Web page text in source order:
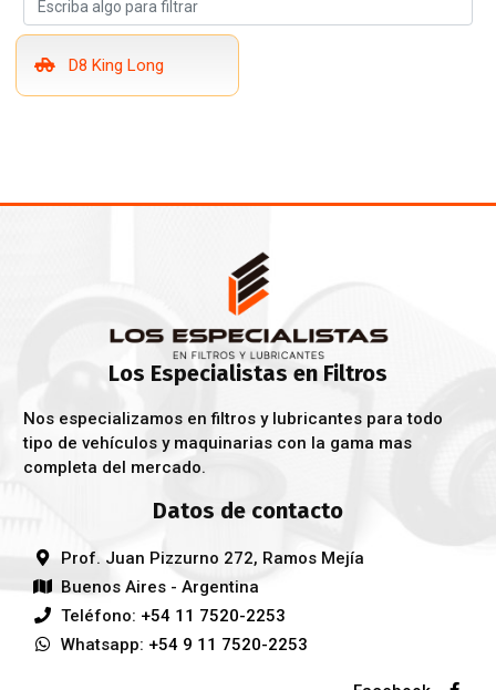
D8 King Long
Los Especialistas en Filtros
Nos especializamos en filtros y lubricantes para todo
tipo de vehículos y maquinarias con la gama mas
completa del mercado.
Datos de contacto
Prof. Juan Pizzurno 272, Ramos Mejía
Buenos Aires - Argentina
Teléfono: +54 11 7520-2253
Whatsapp: +54 9 11 7520-2253